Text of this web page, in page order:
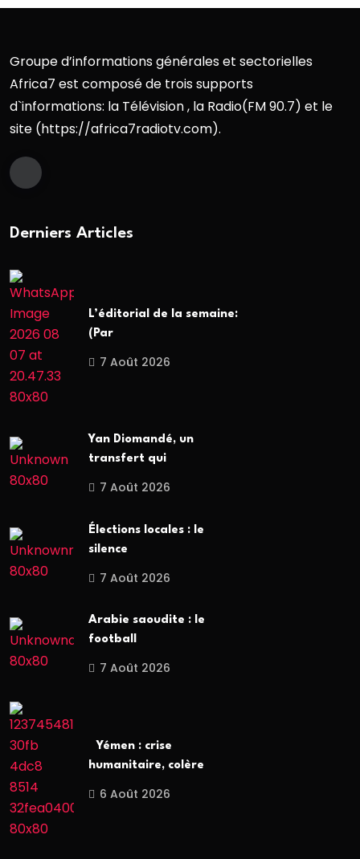
Groupe d’informations générales et sectorielles
Africa7 est composé de trois supports
d`informations: la Télévision , la Radio(FM 90.7) et le
site (https://africa7radiotv.com).
Derniers Articles
L’éditorial de la semaine:
(Par
7 Août 2026
Yan Diomandé, un
transfert qui
7 Août 2026
Élections locales : le
silence
7 Août 2026
Arabie saoudite : le
football
7 Août 2026
Yémen : crise
humanitaire, colère
6 Août 2026